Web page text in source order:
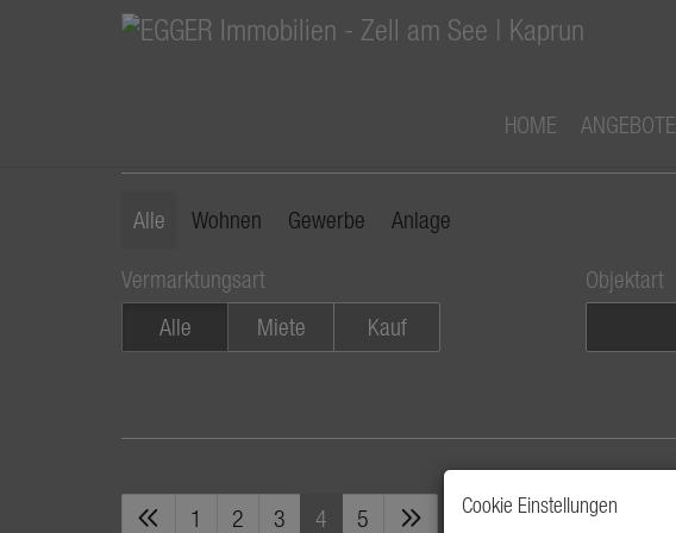
HOME ANGEBOTE
Alle Wohnen Gewerbe Anlage
Vermarktungsart
Alle
Miete Kauf
Objektart
1 2 3 4 5 Cookie Einstellungen